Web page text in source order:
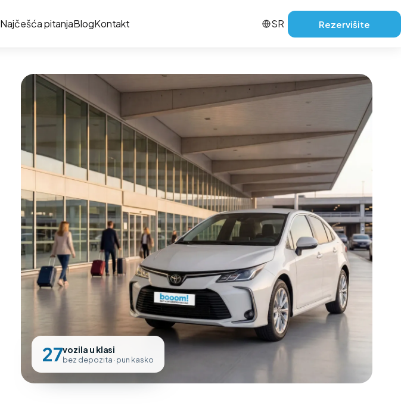
Najčešća pitanjaBlogKontakt SR Rezervišite
27vozila u klasi
bez depozita · pun kasko